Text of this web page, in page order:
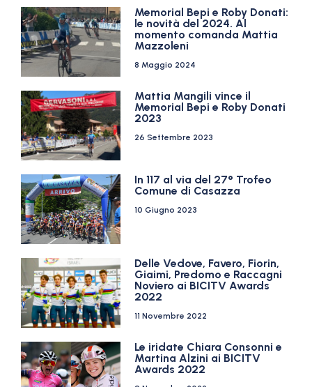
Memorial Bepi e Roby Donati:
le novità del 2024. Al
momento comanda Mattia
Mazzoleni
8 Maggio 2024
Mattia Mangili vince il
Memorial Bepi e Roby Donati
2023
26 Settembre 2023
In 117 al via del 27° Trofeo
Comune di Casazza
10 Giugno 2023
Delle Vedove, Favero, Fiorin,
Giaimi, Predomo e Raccagni
Noviero ai BICITV Awards
2022
11 Novembre 2022
Le iridate Chiara Consonni e
Martina Alzini ai BICITV
Awards 2022